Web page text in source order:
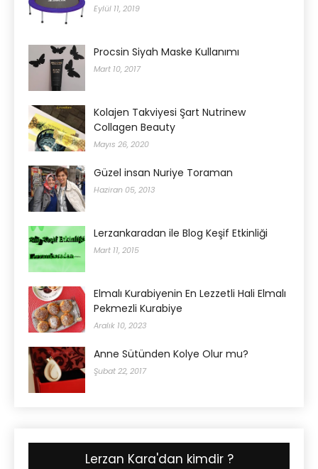
Eylül 11, 2019
Procsin Siyah Maske Kullanımı
Mart 10, 2017
Kolajen Takviyesi Şart Nutrinew
Collagen Beauty
Mayıs 26, 2020
Güzel insan Nuriye Toraman
Haziran 05, 2013
Lerzankaradan ile Blog Keşif Etkinliği
Mart 11, 2015
Elmalı Kurabiyenin En Lezzetli Hali Elmalı
Pekmezli Kurabiye
Aralık 10, 2023
Anne Sütünden Kolye Olur mu?
Şubat 22, 2017
Lerzan Kara'dan kimdir ?